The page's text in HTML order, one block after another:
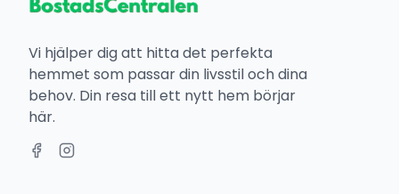
Vi hjälper dig att hitta det perfekta
hemmet som passar din livsstil och dina
behov. Din resa till ett nytt hem börjar
här.